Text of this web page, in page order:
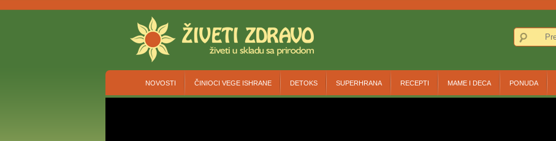
NOVOSTI ČINIOCI VEGE ISHRANE DETOKS SUPERHRANA RECEPTI MAME I DECA PONUDA